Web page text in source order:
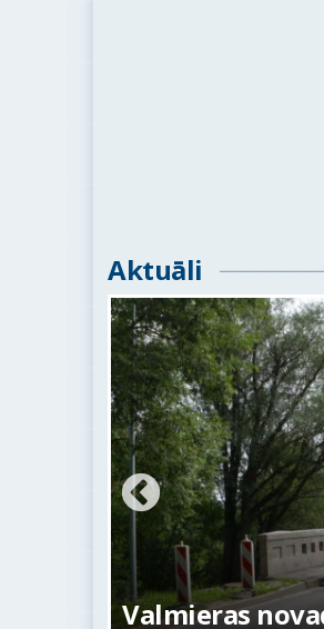
Aktuāli
Valmieras